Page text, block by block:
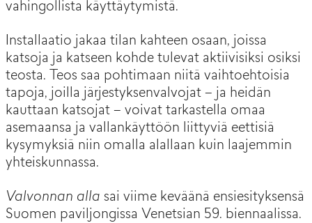
vahingollista käyttäytymistä.
Installaatio jakaa tilan kahteen osaan, joissa
katsoja ja katseen kohde tulevat aktiivisiksi osiksi
teosta. Teos saa pohtimaan niitä vaihtoehtoisia
tapoja, joilla järjestyksenvalvojat – ja heidän
kauttaan katsojat – voivat tarkastella omaa
asemaansa ja vallankäyttöön liittyviä eettisiä
kysymyksiä niin omalla alallaan kuin laajemmin
yhteiskunnassa.
Valvonnan alla sai viime keväänä ensiesityksensä
Suomen paviljongissa Venetsian 59. biennaalissa.